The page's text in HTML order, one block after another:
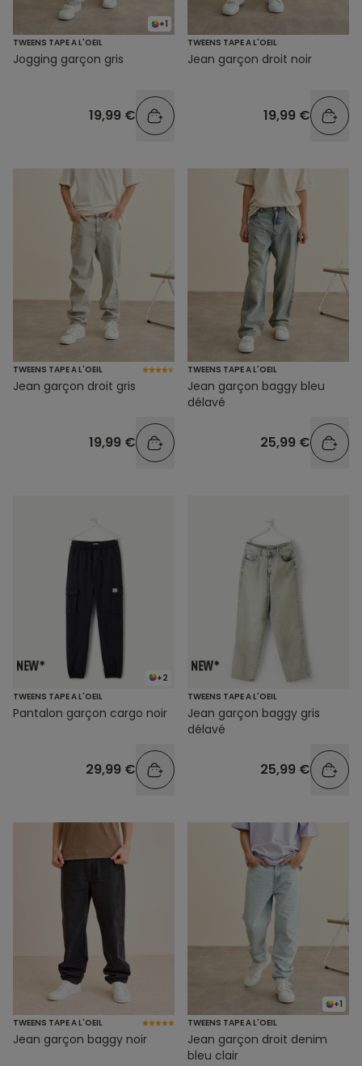
+1
TWEENS TAPE A L'OEIL
Jogging garçon gris
19,99 €
TWEENS TAPE A L'OEIL
Jean garçon droit noir
19,99 €
TWEENS TAPE A L'OEIL
Jean garçon droit gris
19,99 €
TWEENS TAPE A L'OEIL
Jean garçon baggy bleu
délavé
25,99 €
+2
TWEENS TAPE A L'OEIL
Pantalon garçon cargo noir
29,99 €
TWEENS TAPE A L'OEIL
Jean garçon baggy gris
délavé
25,99 €
TWEENS TAPE A L'OEIL
Jean garçon baggy noir
+1
TWEENS TAPE A L'OEIL
Jean garçon droit denim
bleu clair